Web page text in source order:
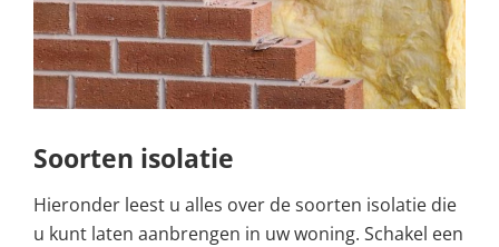
Soorten isolatie
Hieronder leest u alles over de soorten isolatie die
u kunt laten aanbrengen in uw woning. Schakel een